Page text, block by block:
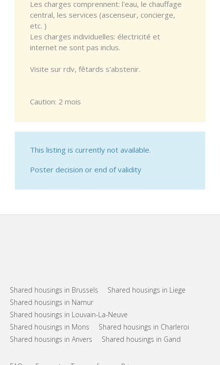
Les charges comprennent: l'eau, le chauffage
central, les services (ascenseur, concierge,
etc. )
Les charges individuelles: électricité et
internet ne sont pas inclus.
Visite sur rdv, fêtards s'abstenir.
Caution: 2 mois
This listing is currently not available.
Poster decision or end of validity
Shared housings in Brussels
Shared housings in Liege
Shared housings in Namur
Shared housings in Louvain-La-Neuve
Shared housings in Mons
Shared housings in Charleroi
Shared housings in Anvers
Shared housings in Gand